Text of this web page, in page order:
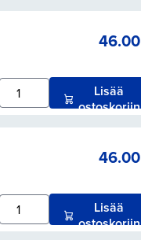
46.00
Lisää
ostoskoriin
46.00
Lisää
ostoskoriin